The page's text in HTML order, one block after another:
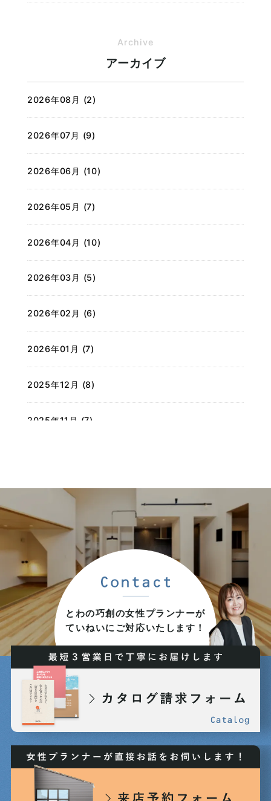
Archive
アーカイブ
2026年08月 (2)
2026年07月 (9)
2026年06月 (10)
2026年05月 (7)
2026年04月 (10)
2026年03月 (5)
2026年02月 (6)
2026年01月 (7)
2025年12月 (8)
2025年11月 (7)
2025年09月 (7)
2025年08月 (6)
2025年07月 (9)
2025年06月 (6)
2025年05月 (5)
2025年04月 (8)
2025年03月 (7)
2025年01月 (5)
とわの巧創の女性プランナーが
ていねいにご対応いたします！